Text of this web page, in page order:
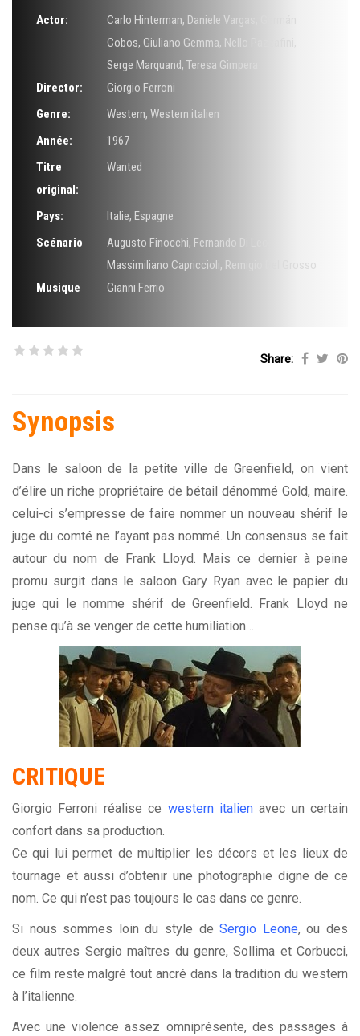
Actor: Carlo Hinterman, Daniele Vargas
Cobos, Giuliano Gemma, Nello Pazzafini
Serge Marquand, Teresa Gimpera
Director:
Giorgio Ferroni
Genre:
Western, Western italien
Année:
1967
Titre
original:
Wanted
Pays:
Italie, Espagne
Scénario
Augusto Finocchi, Fernando Di Leo
Massimiliano Capriccioli, Remigio Del Grosso
Musique
Gianni Ferrio
Share:
Synopsis
Dans le saloon de la petite ville de Greenfield, on vient
d’élire un riche propriétaire de bétail dénommé Gold, maire.
celui-ci s’empresse de faire nommer un nouveau shérif le
juge du comté ne l’ayant pas nommé. Un consensus se fait
autour du nom de Frank Lloyd. Mais ce dernier à peine
promu surgit dans le saloon Gary Ryan avec le papier du
juge qui le nomme shérif de Greenfield. Frank Lloyd ne
pense qu’à se venger de cette humiliation…
CRITIQUE
Giorgio Ferroni réalise ce western italienavec un certain
confort dans sa production.
Ce qui lui permet de multiplier les décors et les lieux de
tournage et aussi d’obtenir une photographie digne de ce
nom. Ce qui n’est pas toujours le cas dans ce genre.
Si nous sommes loin du style deSergio Leone, ou des
deux autres Sergio maîtres du genre, Sollima et Corbucci,
ce film reste malgré tout ancré dans la tradition du western
à l’italienne.
Avec une violence assez omniprésente, des passages à